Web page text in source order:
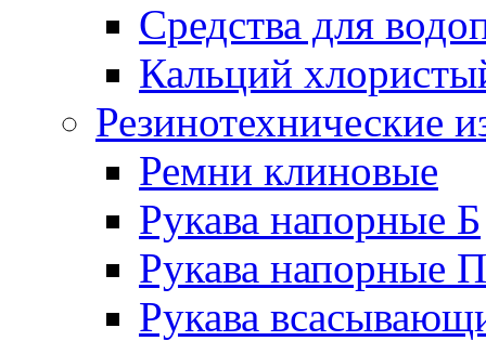
Средства для
Кальций
Резинотехнические
Ремни клиновые
Рукава напорные Б
Рукава напорные П
Рукава